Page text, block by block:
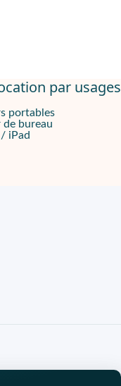
sans
par usages
portables
bureau
iPad